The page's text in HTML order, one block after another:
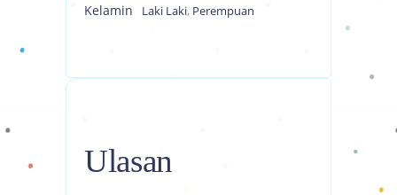
Kelamin Laki Laki, Perempuan
Ulasan